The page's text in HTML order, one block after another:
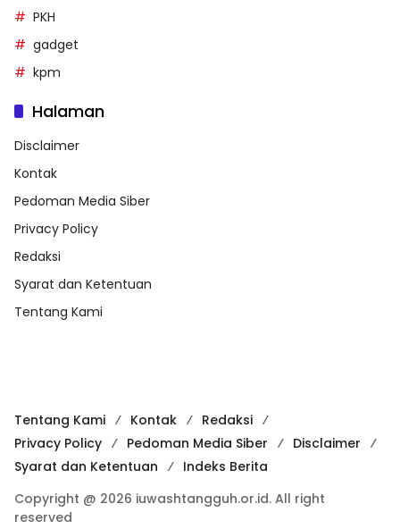
PKH
gadget
kpm
Halaman
Disclaimer
Kontak
Pedoman Media Siber
Privacy Policy
Redaksi
Syarat dan Ketentuan
Tentang Kami
Tentang Kami Kontak
Redaksi
Privacy Policy
Pedoman Media Siber
Disclaimer
Syarat dan Ketentuan
Indeks Berita
Copyright @ 2026 iuwashtangguh.or.id. All right
reserved